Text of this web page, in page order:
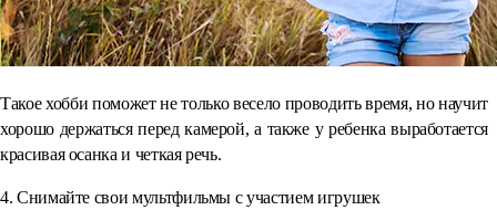
Такое хобби поможет не только весело проводить время, но научит
хорошо держаться перед камерой, а также у ребенка выработается
красивая осанка и четкая речь.
4. Снимайте свои мультфильмы с участием игрушек